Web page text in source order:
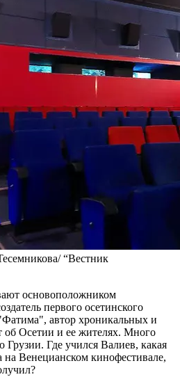
“Вестник
основоположником
первого осетинского
автор хроникальных и
об Осетии и ее жителях. Много
Грузии. Где учился Валиев, какая
на Венецианском кинофестивале,